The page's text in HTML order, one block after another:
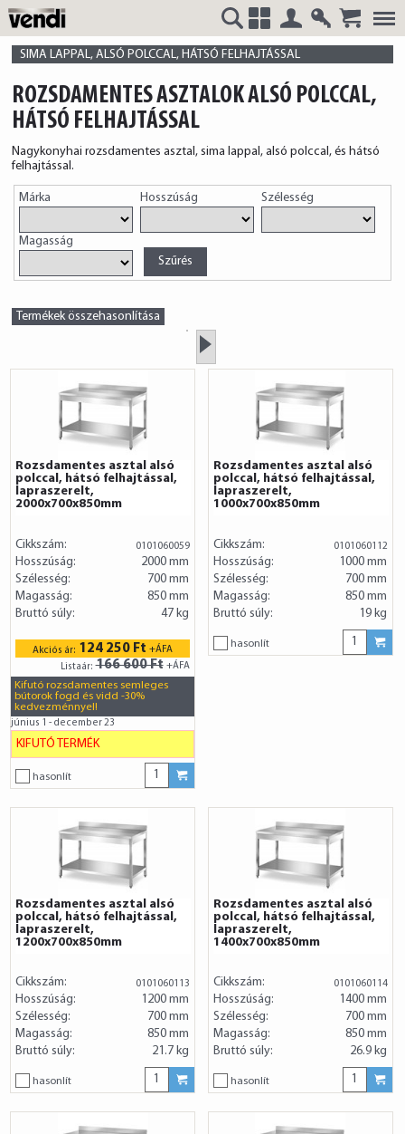
VENDI
HUNGÁRIA
Kft.
SIMA LAPPAL, ALSÓ POLCCAL, HÁTSÓ FELHAJTÁSSAL
ROZSDAMENTES ASZTALOK ALSÓ POLCCAL,
HÁTSÓ FELHAJTÁSSAL
Nagykonyhai rozsdamentes asztal, sima lappal, alsó polccal, és hátsó
felhajtással.
Márka Hosszúság Szélesség
Magasság
Termékek összehasonlítása
Rozsdamentes asztal alsó
polccal, hátsó felhajtással,
lapraszerelt,
2000x700x850mm
Cikkszám: 0101060059
Hosszúság:
2000 mm
Szélesség:
700 mm
Magasság:
850 mm
Bruttó súly:
47 kg
Akciós ár: 124 250 Ft +ÁFA
Listaár: 166 600 Ft +ÁFA
Kifutó rozsdamentes semleges
bútorok fogd és vidd -30%
kedvezménnyel!
június 1 - december 23
KIFUTÓ TERMÉK
hasonlít
Rozsdamentes asztal alsó
polccal, hátsó felhajtással,
lapraszerelt,
1000x700x850mm
Cikkszám: 0101060112
Hosszúság:
1000 mm
Szélesség:
700 mm
Magasság:
850 mm
Bruttó súly:
19 kg
hasonlít
Rozsdamentes asztal alsó
polccal, hátsó felhajtással,
lapraszerelt,
1200x700x850mm
Cikkszám: 0101060113
Hosszúság:
1200 mm
Szélesség:
700 mm
Magasság:
850 mm
Bruttó súly:
21.7 kg
hasonlít
Rozsdamentes asztal alsó
polccal, hátsó felhajtással,
lapraszerelt,
1400x700x850mm
Cikkszám: 0101060114
Hosszúság:
1400 mm
Szélesség:
700 mm
Magasság:
850 mm
Bruttó súly:
26.9 kg
hasonlít